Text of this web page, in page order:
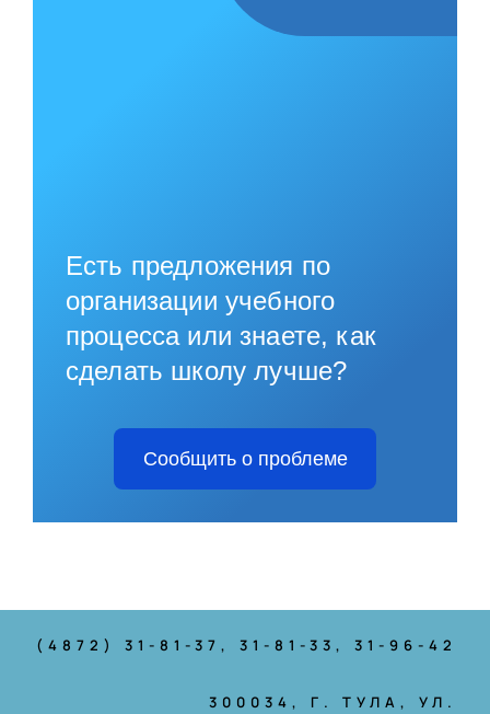
Есть предложения по
организации учебного
процесса или знаете, как
сделать школу лучше?
Сообщить о проблеме
(4872) 31-81-37, 31-81-33, 31-96-42
300034, Г. ТУЛА, УЛ.